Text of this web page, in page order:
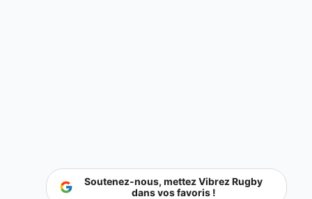
Soutenez-nous, mettez Vibrez Rugby
dans vos favoris !